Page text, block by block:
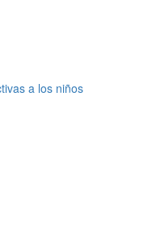
a los niños